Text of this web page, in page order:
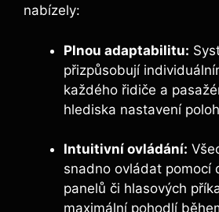
nabízely:
Plnou adaptabilitu:
přizpůsobují
každého řidiče a
hlediska nastavení
Intuitivní ovládání:
snadno ovládat pomocí
panelů či hlasových
maximální pohodlí